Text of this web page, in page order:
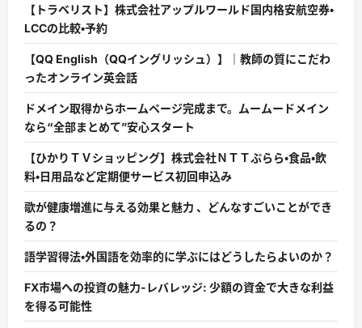
【トラベリスト】株式会社アップルワールド国内格安航空券・
LCCの比較・予約
【QQ English（QQイングリッシュ）】｜教師の質にこだわ
ったオンライン英会話
ドメイン取得からホームページ完成まで。ムームードメイン
なら“全部まとめて”安心スタート
【ひかりＴＶショッピング】株式会社ＮＴＴぷらら・食品・飲
料・日用品など定期便サービス初回申込み
歌が健康増進に与える効果と魅力 、どんなすごいことができ
るの？
語学習得法・外国語を効率的に学ぶにはどうしたらよいのか？
FX市場への投資の魅力-レバレッジ: 少額の資金で大きな利益
を得る可能性